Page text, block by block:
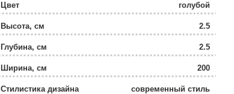
Цвет голубой
Высота, см 2.5
Глубина, см 2.5
Ширина, см 200
Стилистика дизайна современный стиль